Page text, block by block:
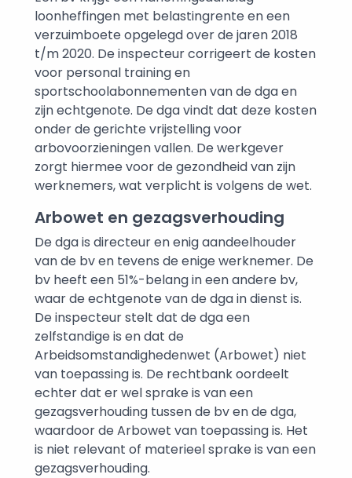
loonheffingen met belastingrente en een
verzuimboete opgelegd over de jaren 2018
t/m 2020. De inspecteur corrigeert de kosten
voor personal training en
sportschoolabonnementen van de dga en
zijn echtgenote. De dga vindt dat deze kosten
onder de gerichte vrijstelling voor
arbovoorzieningen vallen. De werkgever
zorgt hiermee voor de gezondheid van zijn
werknemers, wat verplicht is volgens de wet.
Arbowet en gezagsverhouding
De dga is directeur en enig aandeelhouder
van de bv en tevens de enige werknemer. De
bv heeft een 51%-belang in een andere bv,
waar de echtgenote van de dga in dienst is.
De inspecteur stelt dat de dga een
zelfstandige is en dat de
Arbeidsomstandighedenwet (Arbowet) niet
van toepassing is. De rechtbank oordeelt
echter dat er wel sprake is van een
gezagsverhouding tussen de bv en de dga,
waardoor de Arbowet van toepassing is. Het
is niet relevant of materieel sprake is van een
gezagsverhouding.